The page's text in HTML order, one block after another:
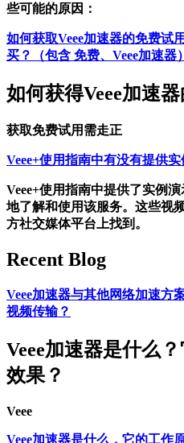
些可能的原因：
如何获取Veee加速器的免费试
买？（包含 免费、Veee加速器）
如何获得Veee加速
获取免费试用需走正
Veee+使用指南中有没有提供
Veee+使用指南中提供了实例
地了解和使用该服务。这些视
方社交媒体平台上找到。
Recent Blog
Veee加速器与其他网络加速方
视频传输？
Veee加速器是什么
效果？
Veee
Veee加速器是什么，它的工作